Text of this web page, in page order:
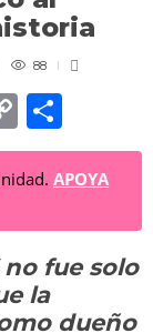
88
C
o
p
Li
n
k
o
m
ar
tir
APOYA
no fue solo
la
dueño